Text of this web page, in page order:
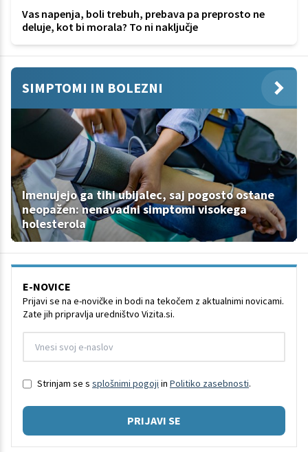
Vas napenja, boli trebuh, prebava pa preprosto ne
deluje, kot bi morala? To ni naključje
SIMPTOMI IN BOLEZNI
Imenujejo ga tihi ubijalec, saj pogosto ostane
neopažen: nenavadni simptomi visokega
holesterola
E-NOVICE
Prijavi se na e-novičke in bodi na tekočem z aktualnimi novicami.
Zate jih pripravlja uredništvo Vizita.si.
Strinjam se s splošnimi pogoji in Politiko zasebnosti.
PRIJAVI SE